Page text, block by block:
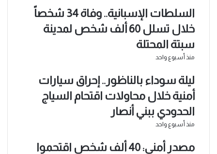
السلطات الإسبانية.. وفاة 34 شخصاً
خلال تسلل 60 ألف شخص لمدينة
سبتة المحتلة
منذ أسبوع واحد
ليلة سوداء بالناظور.. إحراق سيارات
أمنية خلال محاولات اقتحام السياج
الحدودي ببني أنصار
منذ أسبوع واحد
مصدر أمني: 40 ألف شخص اقتحموا